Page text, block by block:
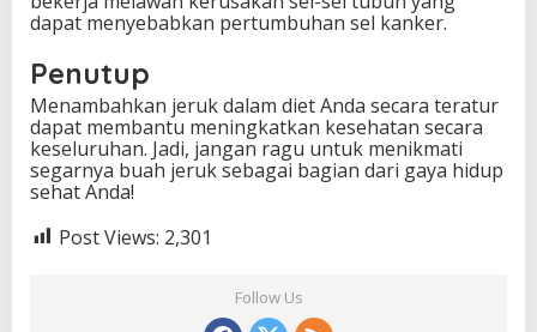
dapat menyebabkan pertumbuhan sel kanker.
Penutup
Menambahkan jeruk dalam diet Anda secara teratur
dapat membantu meningkatkan kesehatan secara
keseluruhan. Jadi, jangan ragu untuk menikmati
segarnya buah jeruk sebagai bagian dari gaya hidup
sehat Anda!
Post Views: 2,301
Follow Us